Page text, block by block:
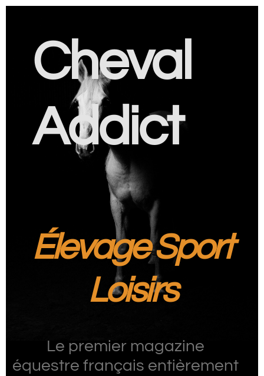
Cheval
Addict
Élevage Sport
Loisirs
Le premier magazine
équestre français entièrement